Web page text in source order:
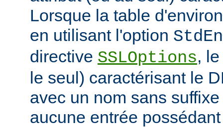
Lorsque la table
en utilisant l'option
directive SSLOptions,
le seul) caractérisant le
avec un nom sans
aucune entrée